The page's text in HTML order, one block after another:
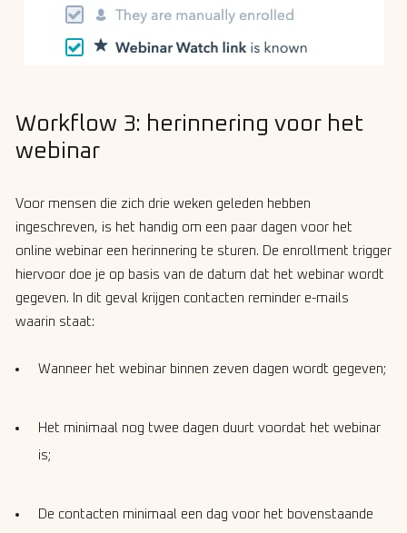
Workflow 3: herinnering voor het
webinar
Voor mensen die zich drie weken geleden hebben
ingeschreven, is het handig om een paar dagen voor het
online webinar een herinnering te sturen. De enrollment trigger
hiervoor doe je op basis van de datum dat het webinar wordt
gegeven. In dit geval krijgen contacten reminder e-mails
waarin staat:
Wanneer het webinar binnen zeven dagen wordt gegeven;
Het minimaal nog twee dagen duurt voordat het webinar
is;
De contacten minimaal een dag voor het bovenstaande